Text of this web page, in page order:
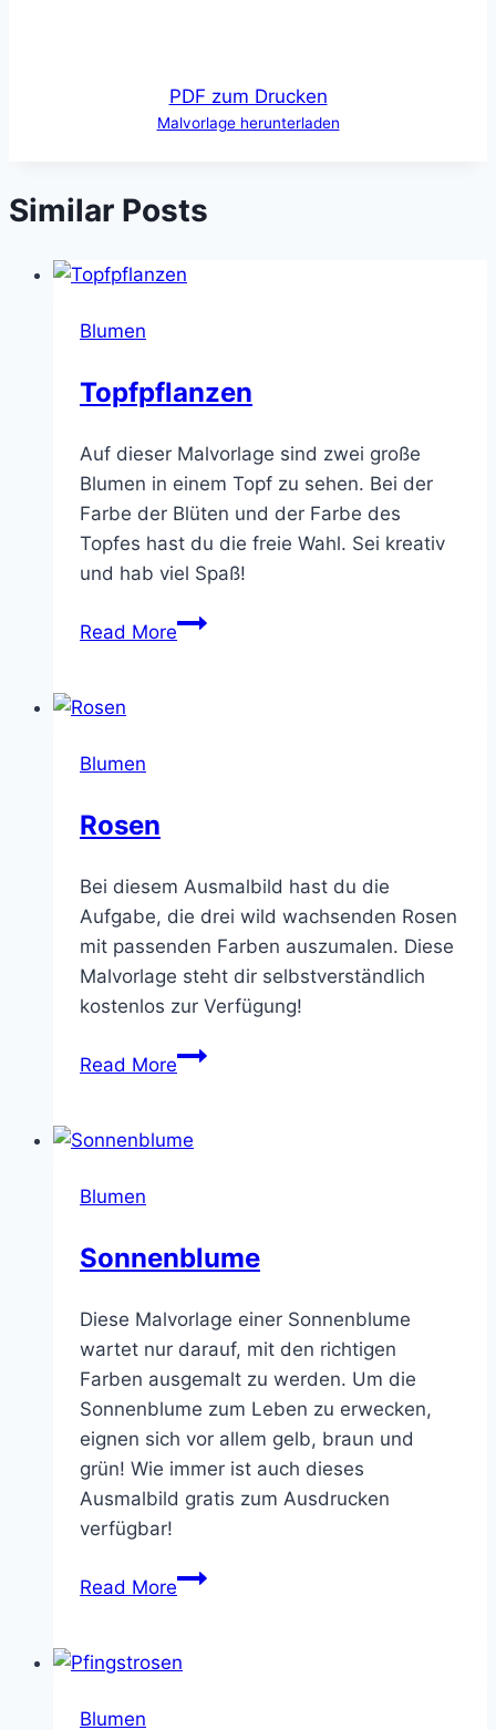
PDF zum Drucken
Malvorlage herunterladen
Similar Posts
Blumen
Topfpflanzen
Auf dieser Malvorlage sind zwei große
Blumen in einem Topf zu sehen. Bei der
Farbe der Blüten und der Farbe des
Topfes hast du die freie Wahl. Sei kreativ
und hab viel Spaß!
Read MoreTopfpflanzen
Blumen
Rosen
Bei diesem Ausmalbild hast du die
Aufgabe, die drei wild wachsenden Rosen
mit passenden Farben auszumalen. Diese
Malvorlage steht dir selbstverständlich
kostenlos zur Verfügung!
Read MoreRosen
Blumen
Sonnenblume
Diese Malvorlage einer Sonnenblume
wartet nur darauf, mit den richtigen
Farben ausgemalt zu werden. Um die
Sonnenblume zum Leben zu erwecken,
eignen sich vor allem gelb, braun und
grün! Wie immer ist auch dieses
Ausmalbild gratis zum Ausdrucken
verfügbar!
Read MoreSonnenblume
Blumen